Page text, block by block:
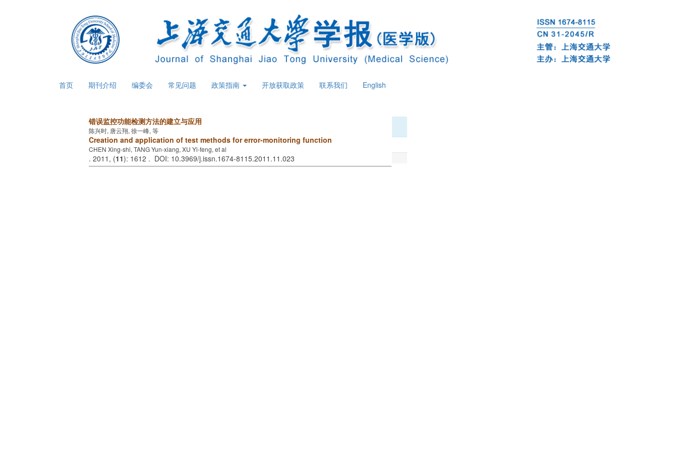
首页 期刊介绍 编委会 常见问题 政策指南 开放获取政策 联系我们 English
错误监控功能检测方法的建立与应用
陈兴时, 唐云翔, 徐一峰, 等
Creation and application of test methods for error-monitoring function
CHEN Xing-shi, TANG Yun-xiang, XU Yi-feng, et al
. 2011, (11): 1612 . DOI: 10.3969/j.issn.1674-8115.2011.11.023